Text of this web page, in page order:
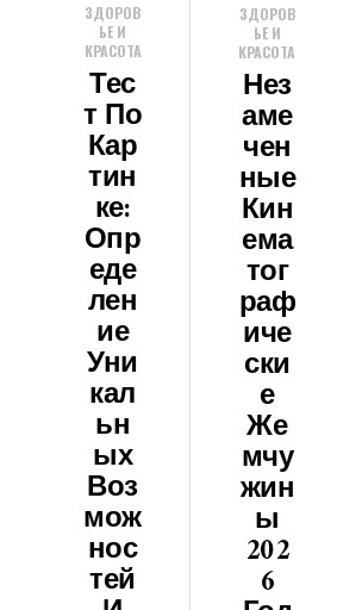
ЗДОРОВ
ЬЕ И
КРАСОТА
Тес
Т По
Кар
Тин
Ке:
Опр
Еде
Лен
Ие
Уни
Кал
Ьн
Ых
Воз
Мож
Нос
Тей
ЗДОРОВ
ЬЕ И
КРАСОТА
Нез
Аме
Чен
Ные
Кин
Ема
Тог
Раф
Иче
Ски
Е
Же
Мчу
Жин
Ы
202
6